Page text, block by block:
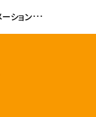
福
島大学|薬剤師向け啓発アニメーション動画制作